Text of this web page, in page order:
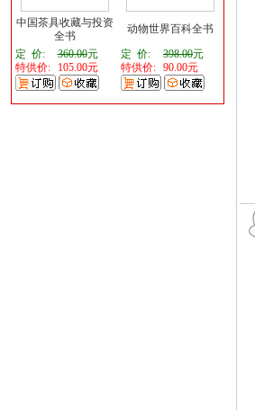
中国茶具收藏与投资
全书
定 价:
360.00元
特供价:
105.00元
动物世界百科全书
定 价:
398.00元
特供价: 90.00元